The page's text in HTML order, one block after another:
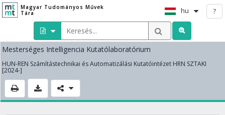
Magyar Tudományos Művek
Tára
hu ?
Mesterséges Intelligencia Kutatólaboratórium
HUN-REN Számítástechnikai és Automatizálási Kutatóintézet HRN SZTAKI
[2024-]